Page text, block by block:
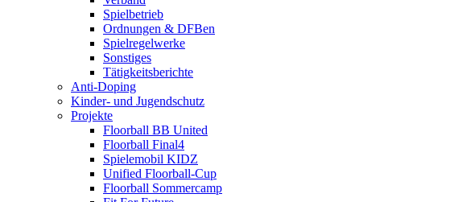
Spielbetrieb
Ordnungen & DFBen
Spielregelwerke
Sonstiges
Tätigkeitsberichte
Anti-Doping
Kinder- und Jugendschutz
Projekte
Floorball BB United
Floorball Final4
Spielemobil KIDZ
Unified Floorball-Cup
Floorball Sommercamp